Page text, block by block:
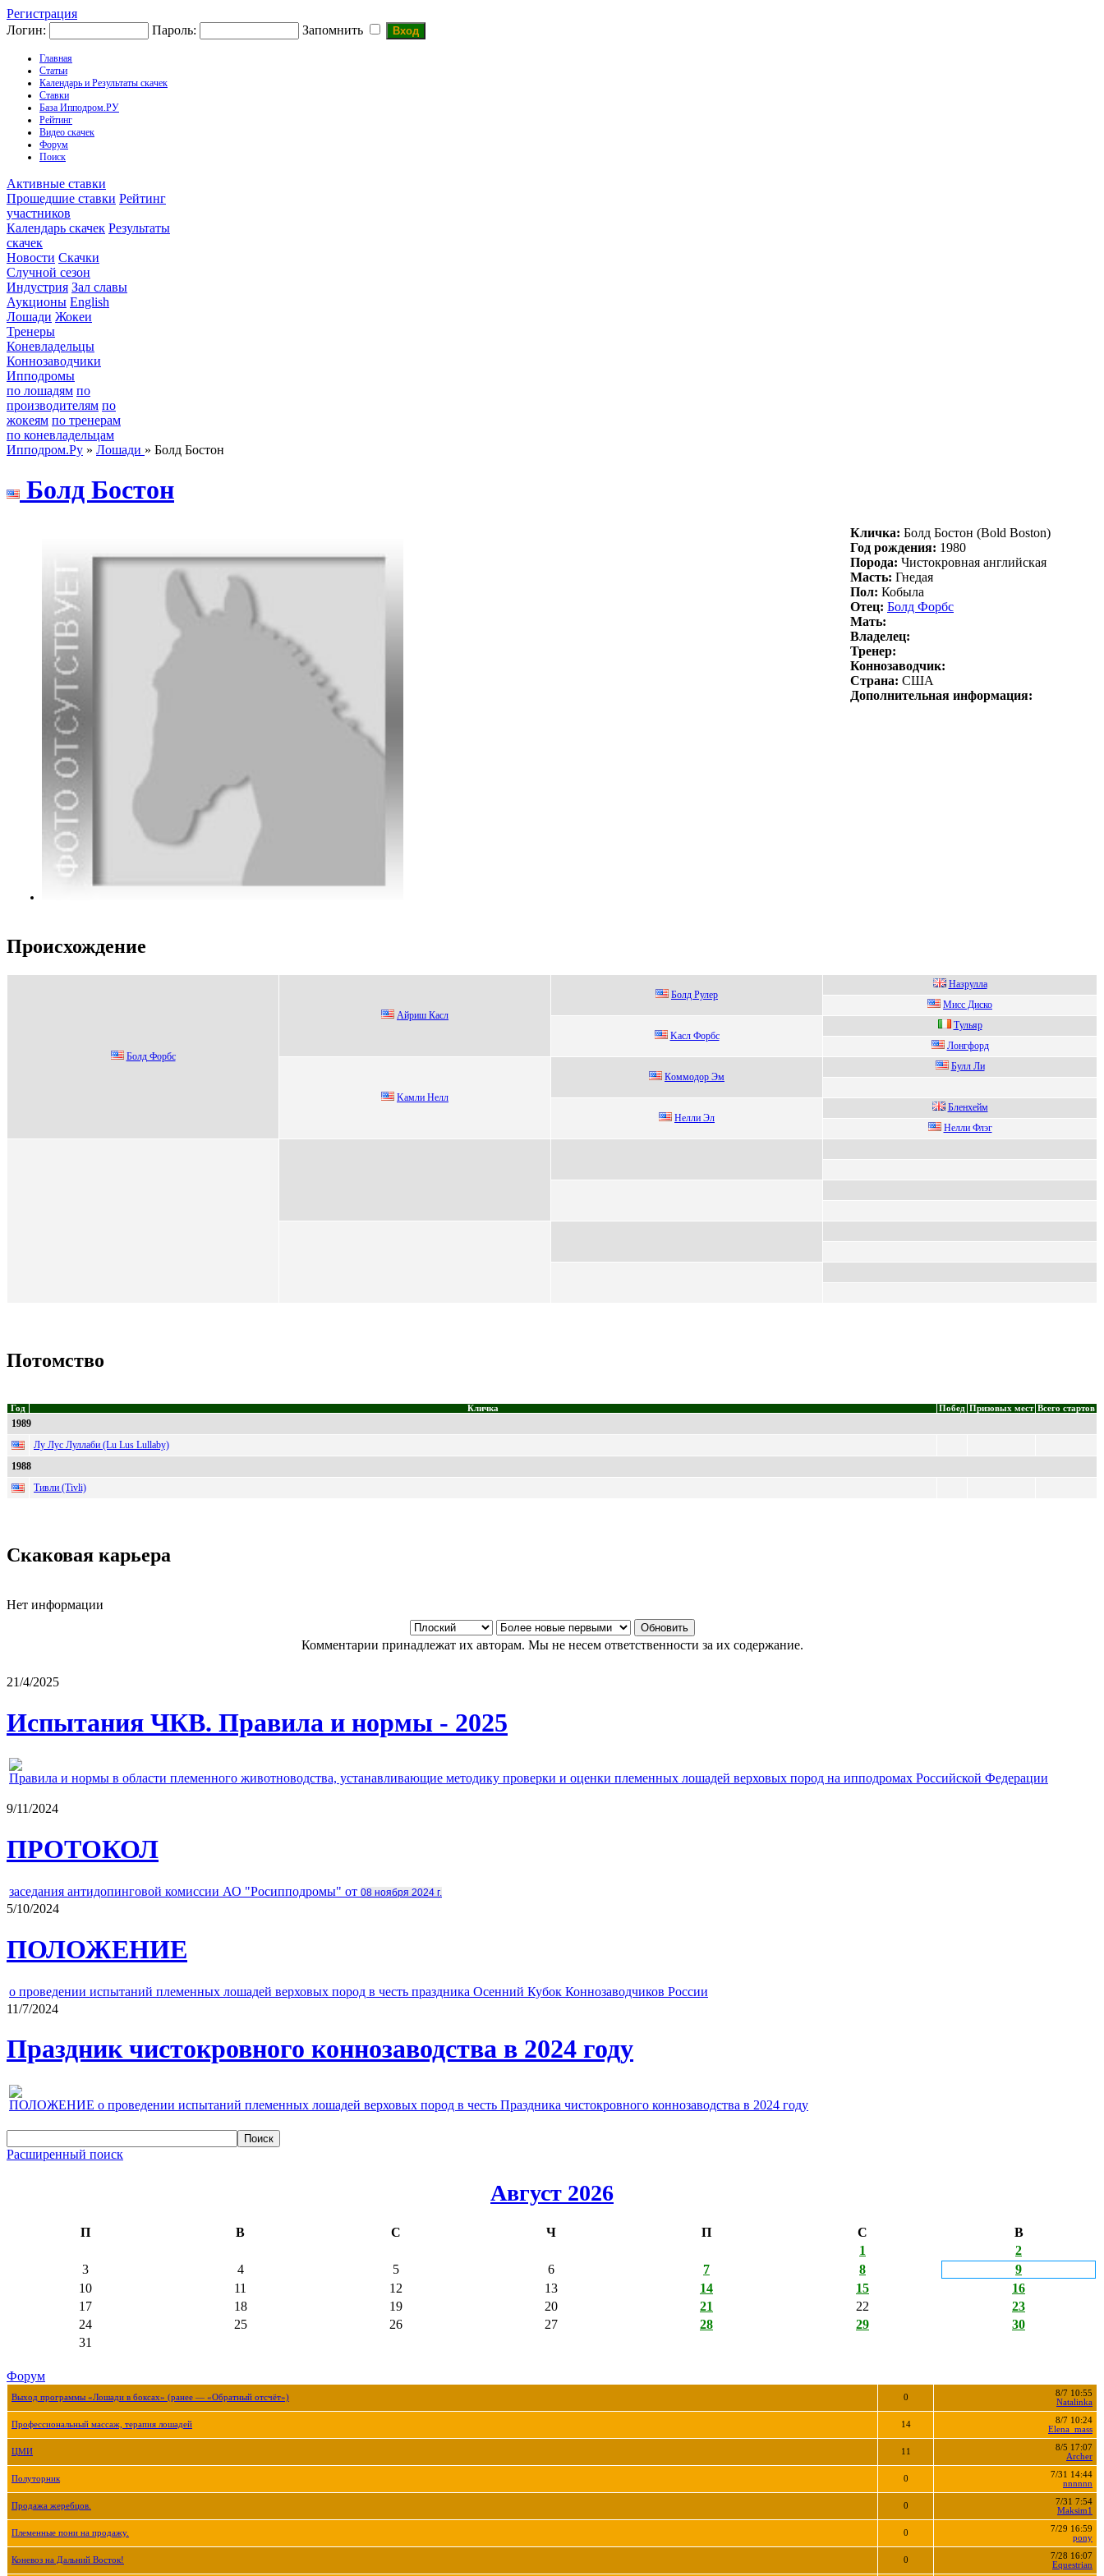
Регистрация
Логин:
Пароль: Запомнить
Главная
Статьи
Календарь и Результаты скачек
Ставки
База Ипподром.РУ
Рейтинг
Видео скачек
Форум
Поиск
Активные ставки
Прошедшие ставки Рейтинг
участников
Календарь скачек Результаты
скачек
Новости Скачки
Случной сезон
Индустрия Зал славы
Аукционы English
Лошади Жокеи
Тренеры
Коневладельцы
Коннозаводчики
Ипподромы
по лошадям по
производителям по
жокеям по тренерам
по коневладельцам
Ипподром.Ру » Лошади » Болд Бостон
Болд Бостон
Кличка: Болд Бостон (Bold Boston)
Год рождения: 1980
Порода: Чистокровная английская
Масть: Гнедая
Пол: Кобыла
Отец: Бoлд Фoрбc
Мать:
Владелец:
Тренер:
Коннозаводчик:
Страна: США
Дополнительная информация:
Происхождение
Бoлд Фoрбc
Айpиш Кacл
Бoлд Рулеp
Hазpулла
Миcc Диcко
Kасл Фopбс
Tульяp
Лонгфоpд
Kaмли Нeлл
Кoммoдop Эм
Булл Ли
Hелли Эл
Блeнхeйм
Hелли Флэг
Потомство
Год Кличка Побед Призовых мест Всего стартов
1989
Лу Лус Луллаби (Lu Lus Lullaby)
1988
Тивли (Tivli)
Скаковая карьера
Нет информации
Комментарии принадлежат их авторам. Мы не несем ответственности за их содержание.
21/4/2025
Испытания ЧКВ. Правила и нормы - 2025
Правила и нормы в области племенного животноводства, устанавливающие методику проверки и оценки племенных лошадей верховых пород на ипподромах Российской Федерации
9/11/2024
ПРОТОКОЛ
заседания антидопинговой комиссии АО "Росипподромы" от 08 ноября 2024 г.
5/10/2024
ПОЛОЖЕНИЕ
о проведении испытаний племенных лошадей верховых пород в честь праздника Осенний Кубок Коннозаводчиков России
11/7/2024
Праздник чистокровного коннозаводства в 2024 году
ПОЛОЖЕНИЕ о проведении испытаний племенных лошадей верховых пород в честь Праздника чистокровного коннозаводства в 2024 году
Расширенный поиск
Август 2026
П В С Ч П С
В
1
2
3
4 5 6 7 8
9
10
11 12 13 14 15
16
17
18 19 20 21 22
23
24
25 26 27 28 29
30
31
Форум
Выход программы «Лошади в боксах» (ранее — «Обратный отсчёт») 0
8/7 10:55
Natalinka
Профессиональный массаж, терапия лошадей 14
8/7 10:24
Elena_mass
ЦМИ 11
8/5 17:07
Archer
Полуторник 0
7/31 14:44
nnnnnn
Продажа жеребцов. 0
7/31 7:54
Maksim1
Племенные пони на продажу. 0
7/29 16:59
pony
Коневоз на Дальний Восток! 0
7/28 16:07
Equestrian